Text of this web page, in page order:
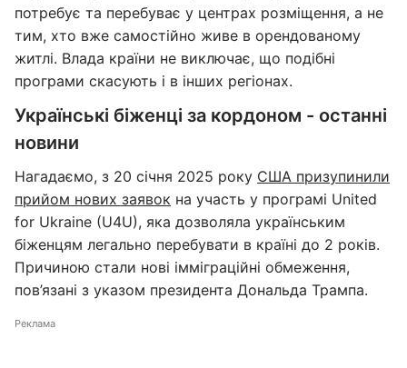
потребує та перебуває у центрах розміщення, а не
тим, хто вже самостійно живе в орендованому
житлі. Влада країни не виключає, що подібні
програми скасують і в інших регіонах.
Українські біженці за кордоном - останні
новини
Нагадаємо, з 20 січня 2025 року США призупинили
прийом нових заявок на участь у програмі United
for Ukraine (U4U), яка дозволяла українським
біженцям легально перебувати в країні до 2 років.
Причиною стали нові імміграційні обмеження,
пов’язані з указом президента Дональда Трампа.
Реклама